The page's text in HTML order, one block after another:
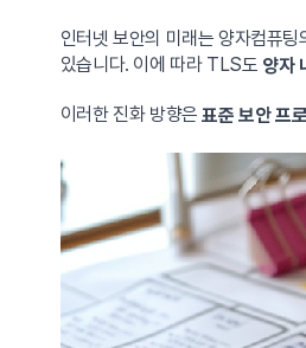
인터넷 보안의 미래는 양자컴퓨
있습니다. 이에 따라 TLS도 양자
이러한 진화 방향은표준 보안 프